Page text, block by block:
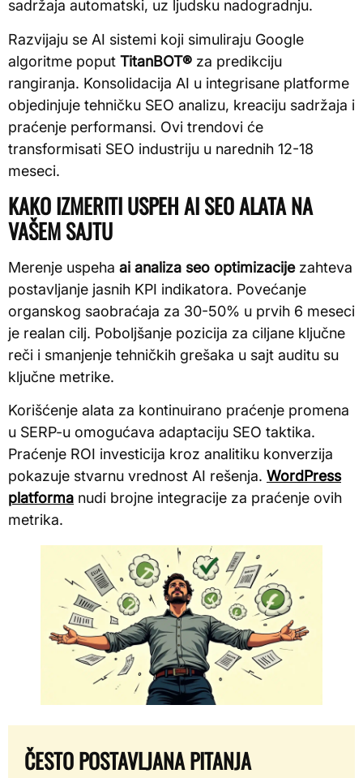
sadržaja automatski, uz ljudsku nadogradnju.
Razvijaju se AI sistemi koji simuliraju Google
algoritme poput TitanBOT® za predikciju
rangiranja. Konsolidacija AI u integrisane platforme
objedinjuje tehničku SEO analizu, kreaciju sadržaja i
praćenje performansi. Ovi trendovi će
transformisati SEO industriju u narednih 12-18
meseci.
KAKO IZMERITI USPEH AI SEO ALATA NA
VAŠEM SAJTU
Merenje uspeha ai analiza seo optimizacijezahteva
postavljanje jasnih KPI indikatora. Povećanje
organskog saobraćaja za 30-50% u prvih 6 meseci
je realan cilj. Poboljšanje pozicija za ciljane ključne
reči i smanjenje tehničkih grešaka u sajt auditu su
ključne metrike.
Korišćenje alata za kontinuirano praćenje promena
u SERP-u omogućava adaptaciju SEO taktika.
Praćenje ROI investicija kroz analitiku konverzija
pokazuje stvarnu vrednost AI rešenja. WordPress
platforma nudi brojne integracije za praćenje ovih
metrika.
ČESTO POSTAVLJANA PITANJA